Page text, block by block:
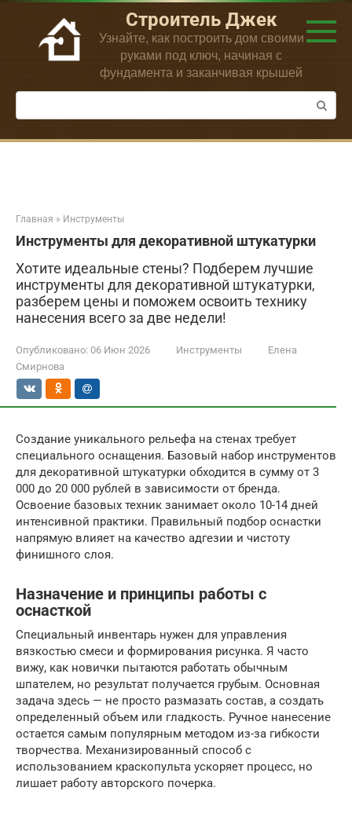
Перейти
контенту
Строитель Джек
Узнайте, как построить дом своими
руками под ключ, начиная с
фундамента и заканчивая крышей
Поиск:
Главная » Инструменты
Инструменты для декоративной штукатурки
Хотите идеальные стены? Подберем лучшие
инструменты для декоративной штукатурки,
разберем цены и поможем освоить технику
нанесения всего за две недели!
Опубликовано: 06 Июн 2026 Инструменты
Елена
Смирнова
Создание уникального рельефа на стенах требует
специального оснащения. Базовый набор инструментов
для декоративной штукатурки обходится в сумму от 3
000 до 20 000 рублей в зависимости от бренда.
Освоение базовых техник занимает около 10-14 дней
интенсивной практики. Правильный подбор оснастки
напрямую влияет на качество адгезии и чистоту
финишного слоя.
Назначение и принципы работы с
оснасткой
Специальный инвентарь нужен для управления
вязкостью смеси и формирования рисунка. Я часто
вижу, как новички пытаются работать обычным
шпателем, но результат получается грубым. Основная
задача здесь — не просто размазать состав, а создать
определенный объем или гладкость. Ручное нанесение
остается самым популярным методом из-за гибкости
творчества. Механизированный способ с
использованием краскопульта ускоряет процесс, но
лишает работу авторского почерка.